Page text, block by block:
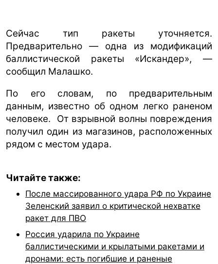
Сейчас тип ракеты уточняется.
Предварительно — одна из модификаций
баллистической ракеты «Искандер», —
сообщил Малашко.
По его словам, по предварительным
данным, известно об одном легко раненом
человеке. От взрывной волны повреждения
получил один из магазинов, расположенных
рядом с местом удара.
Читайте также:
После массированного удара РФ по Украине
Зеленский заявил о критической нехватке
ракет для ПВО
Россия ударила по Украине
баллистическими и крылатыми ракетами и
дронами: есть погибшие и раненые